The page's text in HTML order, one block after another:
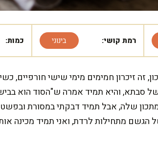
רמת קושי: בינוני כמות:
זה זיכרון חמימים מימי שישי חורפיים,
של סבתא, והיא תמיד אמרה ש"הסוד הוא
שלה, אבל תמיד דבקתי במסורת
הגשם מתחילות לרדת, ואני תמיד מכינה